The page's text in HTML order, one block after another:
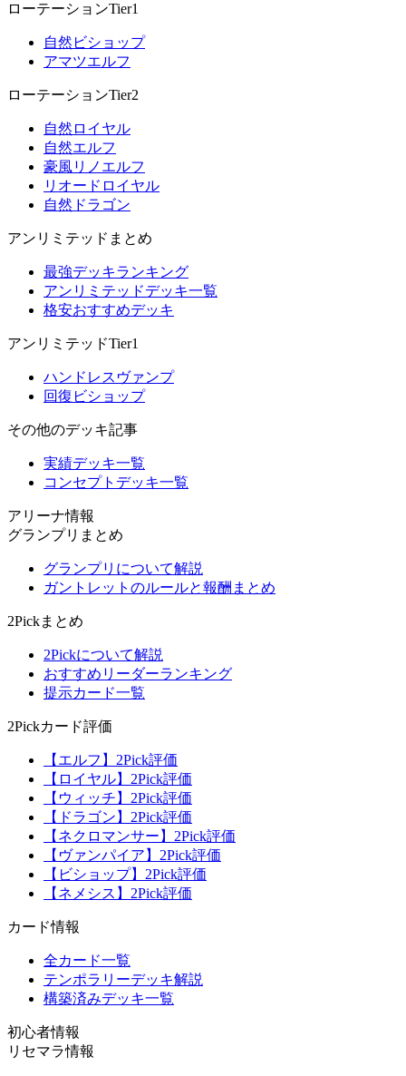
ローテーションTier1
自然ビショップ
アマツエルフ
ローテーションTier2
自然ロイヤル
自然エルフ
豪風リノエルフ
リオードロイヤル
自然ドラゴン
アンリミテッドまとめ
最強デッキランキング
アンリミテッドデッキ一覧
格安おすすめデッキ
アンリミテッドTier1
ハンドレスヴァンプ
回復ビショップ
その他のデッキ記事
実績デッキ一覧
コンセプトデッキ一覧
アリーナ情報
グランプリまとめ
グランプリについて解説
ガントレットのルールと報酬まとめ
2Pickまとめ
2Pickについて解説
おすすめリーダーランキング
提示カード一覧
2Pickカード評価
【エルフ】2Pick評価
【ロイヤル】2Pick評価
【ウィッチ】2Pick評価
【ドラゴン】2Pick評価
【ネクロマンサー】2Pick評価
【ヴァンパイア】2Pick評価
【ビショップ】2Pick評価
【ネメシス】2Pick評価
カード情報
全カード一覧
テンポラリーデッキ解説
構築済みデッキ一覧
初心者情報
リセマラ情報